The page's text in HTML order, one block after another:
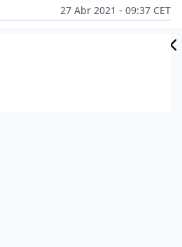
27 Abr 2021 - 09:37 CET